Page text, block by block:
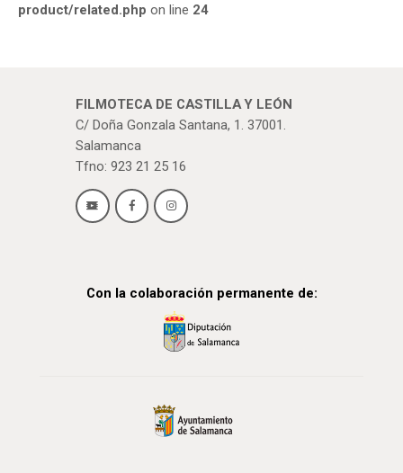
product/related.php on line 24
FILMOTECA DE CASTILLA Y LEÓN
C/ Doña Gonzala Santana, 1. 37001.
Salamanca
Tfno: 923 21 25 16
Con la colaboración permanente de: